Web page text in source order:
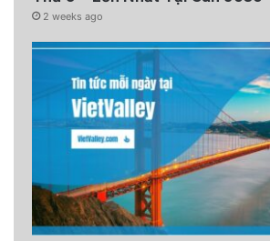
2 weeks ago